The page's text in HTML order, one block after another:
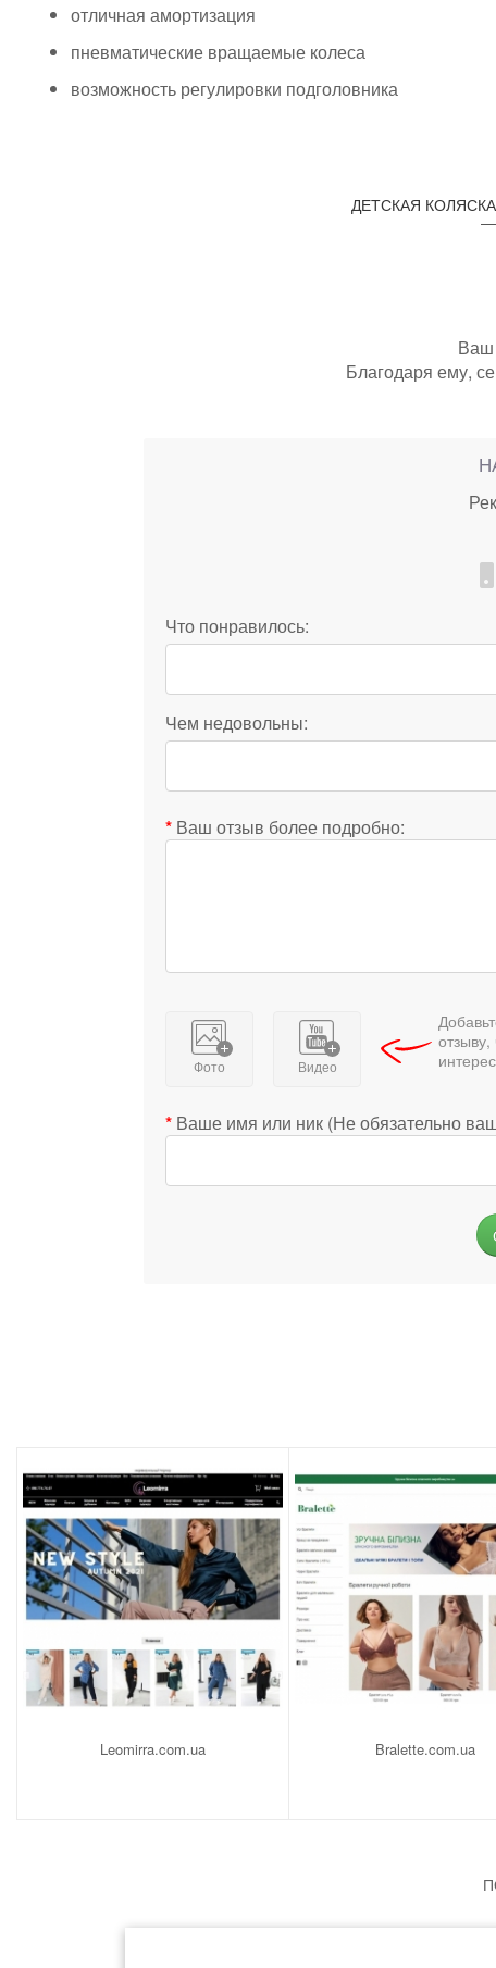
отличная амортизация
пневматические вращаемые колеса
возможность регулировки подголовника
ДЕТСКАЯ КОЛЯСКА
Ваш
Благодаря ему,
Что понравилось:
Чем недовольны:
Ваш отзыв более подробно:
Фото Видео
Ваше имя или ник (Не обязательно
Leomirra.com.ua Bralette.com.ua